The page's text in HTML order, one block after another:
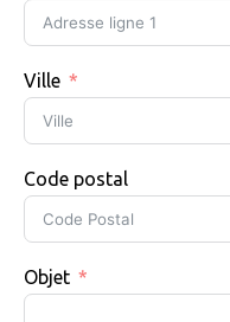
Ville
Code postal
Objet